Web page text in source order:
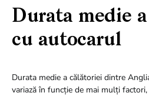
Durata medie
cu autocarul
Durata medie a călătoriei dintre
variază în funcție de mai mulți